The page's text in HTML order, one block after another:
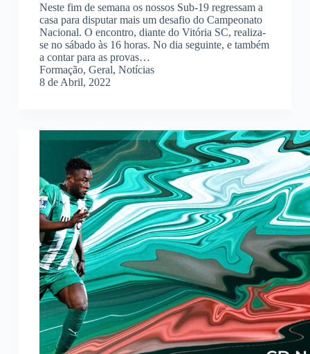
Neste fim de semana os nossos Sub-19 regressam a
casa para disputar mais um desafio do Campeonato
Nacional. O encontro, diante do Vitória SC, realiza-
se no sábado às 16 horas. No dia seguinte, e também
a contar para as provas…
Formação, Geral, Notícias
8 de Abril, 2022